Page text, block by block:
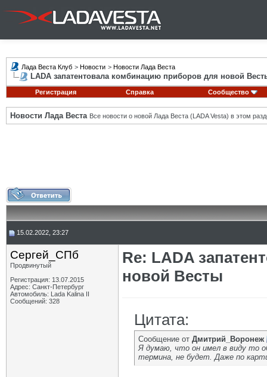
Лада Веста Клуб > Новости > Новости Лада Веста
LADA запатентовала комбинацию приборов для новой
Регистрация Справка Сообщество
Новости Лада Веста Все новости о новой Лада Веста (LADA Vesta) в этом
15.02.2022, 23:27
Сергей_СПб
Продвинутый
Регистрация: 13.07.2015
Адрес: Санкт-Петербург
Автомобиль: Lada Kalina II
Сообщений: 328
Re: LADA
новой Весты
Цитата:
Сообщение от Дмитрий_Воронеж
Я думаю, что он имел в виду то
термина, не будет. Даже по